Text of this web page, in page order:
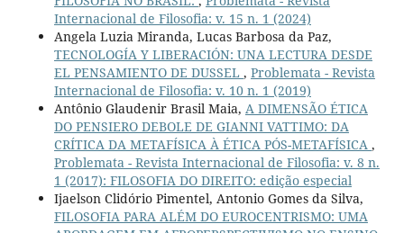
Internacional de Filosofia: v. 15 n. 1 (2024)
Angela Luzia Miranda, Lucas Barbosa da Paz,
TECNOLOGÍA Y LIBERACIÓN: UNA LECTURA DESDE
EL PENSAMIENTO DE DUSSEL , Problemata - Revista
Internacional de Filosofia: v. 10 n. 1 (2019)
Antônio Glaudenir Brasil Maia, A DIMENSÃO ÉTICA
DO PENSIERO DEBOLE DE GIANNI VATTIMO: DA
CRÍTICA DA METAFÍSICA À ÉTICA PÓS-METAFÍSICA ,
Problemata - Revista Internacional de Filosofia: v. 8 n.
1 (2017): FILOSOFIA DO DIREITO: edição especial
Ijaelson Clidório Pimentel, Antonio Gomes da Silva,
FILOSOFIA PARA ALÉM DO EUROCENTRISMO: UMA